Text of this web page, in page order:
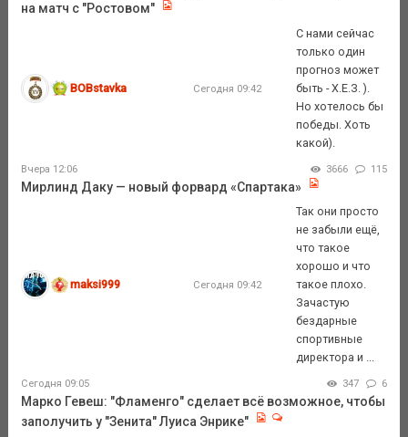
на матч с "Ростовом"
BOBstavka Сегодня 09:42
С нами сейчас
только один
прогноз может
быть - Х.Е.З. ).
Но хотелось бы
победы. Хоть
какой).
Вчера 12:06 3666 115
Мирлинд Даку — новый форвард «Спартака»
maksi999 Сегодня 09:42
Так они просто
не забыли ещё,
что такое
хорошо и что
такое плохо.
Зачастую
бездарные
спортивные
директора и ...
Сегодня 09:05 347 6
Марко Гевеш: "Фламенго" сделает всё возможное, чтобы
заполучить у "Зенита" Луиса Энрике"